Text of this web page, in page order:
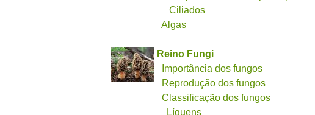
Ciliados
Algas
Reino Fungi
Importância dos fungos
Reprodução dos fungos
Classificação dos fungos
Líquens